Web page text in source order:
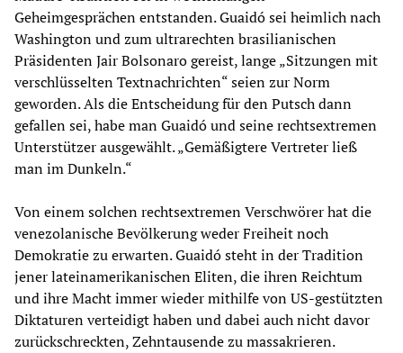
Geheimgesprächen entstanden. Guaidó sei heimlich nach
Washington und zum ultrarechten brasilianischen
Präsidenten Jair Bolsonaro gereist, lange „Sitzungen mit
verschlüsselten Textnachrichten“ seien zur Norm
geworden. Als die Entscheidung für den Putsch dann
gefallen sei, habe man Guaidó und seine rechtsextremen
Unterstützer ausgewählt. „Gemäßigtere Vertreter ließ
man im Dunkeln.“
Von einem solchen rechtsextremen Verschwörer hat die
venezolanische Bevölkerung weder Freiheit noch
Demokratie zu erwarten. Guaidó steht in der Tradition
jener lateinamerikanischen Eliten, die ihren Reichtum
und ihre Macht immer wieder mithilfe von US-gestützten
Diktaturen verteidigt haben und dabei auch nicht davor
zurückschreckten, Zehntausende zu massakrieren.